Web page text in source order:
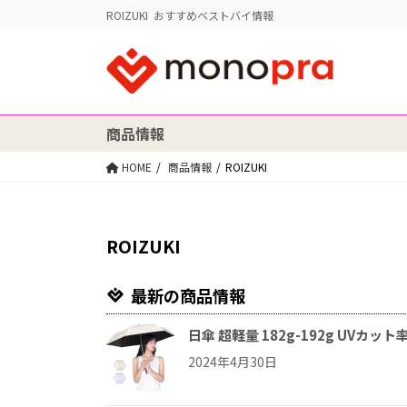
ROIZUKI おすすめベストバイ情報
商品情報
HOME 商品情報 ROIZUKI
ROIZUKI
最新の商品情報
日傘 超軽量 182g-192g UVカット
2024年4月30日